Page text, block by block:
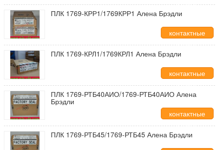
данные
ПЛК 1769-КРР1/1769КРР1 Алена Брэдли
контактные
данные
ПЛК 1769-КРЛ1/1769КРЛ1 Алена Брэдли
контактные
данные
ПЛК 1769-РТБ40АИО/1769-РТБ40АИО Алена
Брэдли
контактные
данные
ПЛК 1769-РТБ45/1769-РТБ45 Алена Брэдли